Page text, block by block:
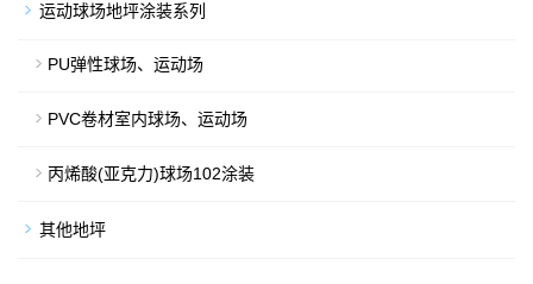
运动球场地坪涂装系列
PU弹性球场、运动场
PVC卷材室内球场、运动场
丙烯酸(亚克力)球场102涂装
其他地坪